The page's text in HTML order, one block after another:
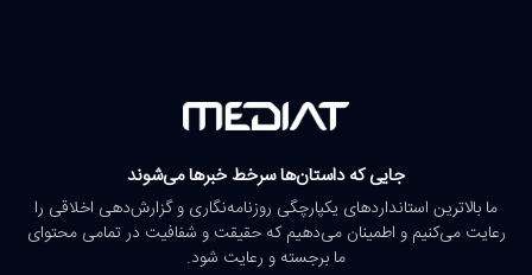
جایی که داستان‌ها سرخط خبرها می‌شوند
ما بالاترین استانداردهای یکپارچگی روزنامه‌نگاری و گزارش‌دهی اخلاقی را
رعایت می‌کنیم و اطمینان می‌دهیم که حقیقت و شفافیت در تمامی محتوای
ما برجسته و رعایت شود.